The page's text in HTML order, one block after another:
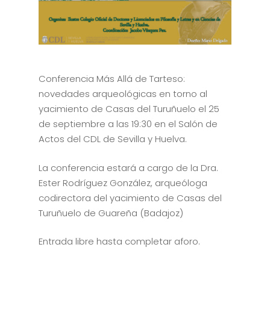
Conferencia Más Allá de Tarteso:
novedades arqueológicas en torno al
yacimiento de Casas del Turuñuelo el 25
de septiembre a las 19:30 en el Salón de
Actos del CDL de Sevilla y Huelva.
La conferencia estará a cargo de la Dra.
Ester Rodríguez González, arqueóloga
codirectora del yacimiento de Casas del
Turuñuelo de Guareña (Badajoz)
Entrada libre hasta completar aforo.